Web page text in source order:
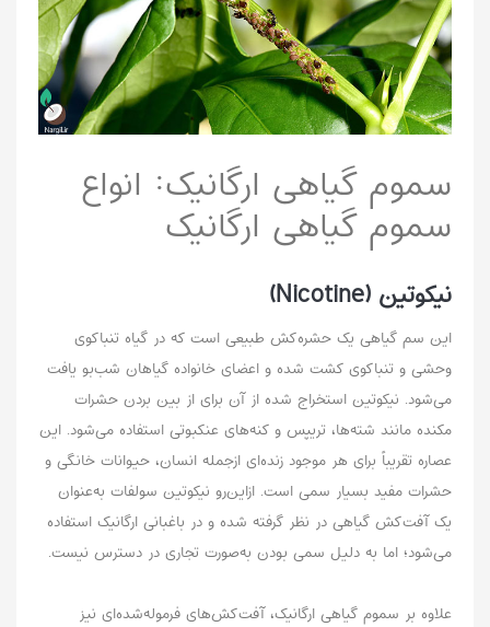
سموم گیاهی ارگانیک: انواع
سموم گیاهی ارگانیک
نیکوتین (Nicotine)
این سم گیاهی یک حشره‌کش طبیعی است که در گیاه تنباکوی
وحشی و تنباکوی کشت شده و اعضای خانواده گیاهان شب‌بو یافت
می‌شود. نیکوتین استخراج شده از آن برای از بین بردن حشرات
مکنده مانند شته‌ها، تریپس و کنه‌های عنکبوتی استفاده می‌شود. این
عصاره تقریباً برای هر موجود زنده‌ای ازجمله انسان، حیوانات خانگی و
حشرات مفید بسیار سمی است. ازاین‌رو نیکوتین سولفات به‌عنوان
یک آفت‌کش گیاهی در نظر گرفته شده و در باغبانی ارگانیک استفاده
می‌شود؛ اما به دلیل سمی بودن به‌صورت تجاری در دسترس نیست.
علاوه بر سموم گیاهی ارگانیک، آفت‌کش‌های فرموله‌شده‌ای نیز